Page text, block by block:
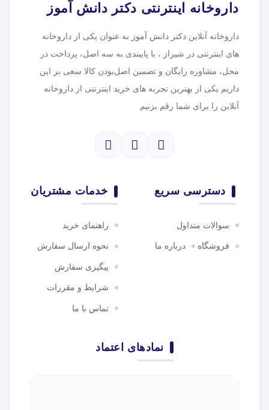
داروخانه اینترنتی دکتر دانش آموز
داروخانه آنلاین دکتر دانش آموز به عنوان یکی از داروخانه
های اینترنتی در شیراز ، با پایبندی به سه اصل، پرداخت در
محل، مشاوره رایگان و تضمین اصل‌بودن کالا سعی بر این
داریم یکی از بهترین تجربه های خرید اینترنتی از داروخانه
آنلاین را برای شما رقم بزنیم
دسترسی سریع
سوالات متداول
فروشگاه درباره ما
خدمات مشتریان
راهنمای خرید
نحوه ارسال سفارش
پیگیری سفارش
شرایط و مقررات
تماس با ما
نمادهای اعتماد